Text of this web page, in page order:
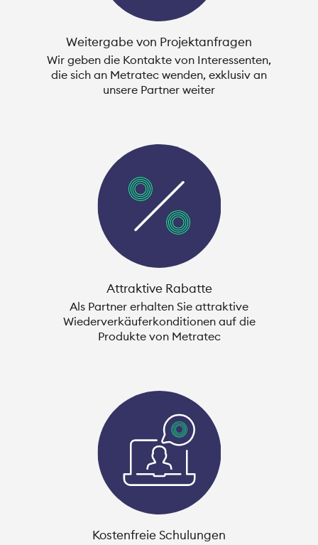
Weitergabe von Projektanfragen
Wir geben die Kontakte von Interessenten,
die sich an Metratec wenden, exklusiv an
unsere Partner weiter
Attraktive Rabatte
Als Partner erhalten Sie attraktive
Wiederverkäuferkonditionen auf die
Produkte von Metratec
Kostenfreie Schulungen